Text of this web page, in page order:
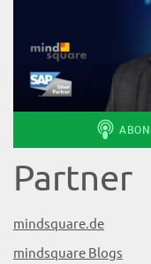
Partner
mindsquare.de
mindsquare Blogs